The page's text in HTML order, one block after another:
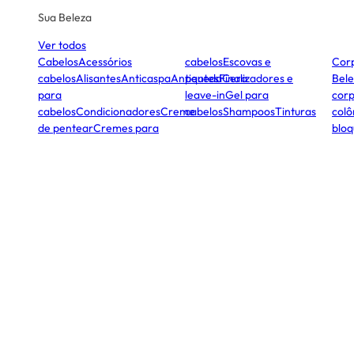
Sua Beleza
Ver todos
CabelosAcessórios
cabelosAlisantesAnticaspaAntiquedaCera
para
cabelosCondicionadoresCreme
de pentearCremes para
cabelosEscovas e
pentesFinalizadores e
leave-inGel para
cabelosShampoosTinturas